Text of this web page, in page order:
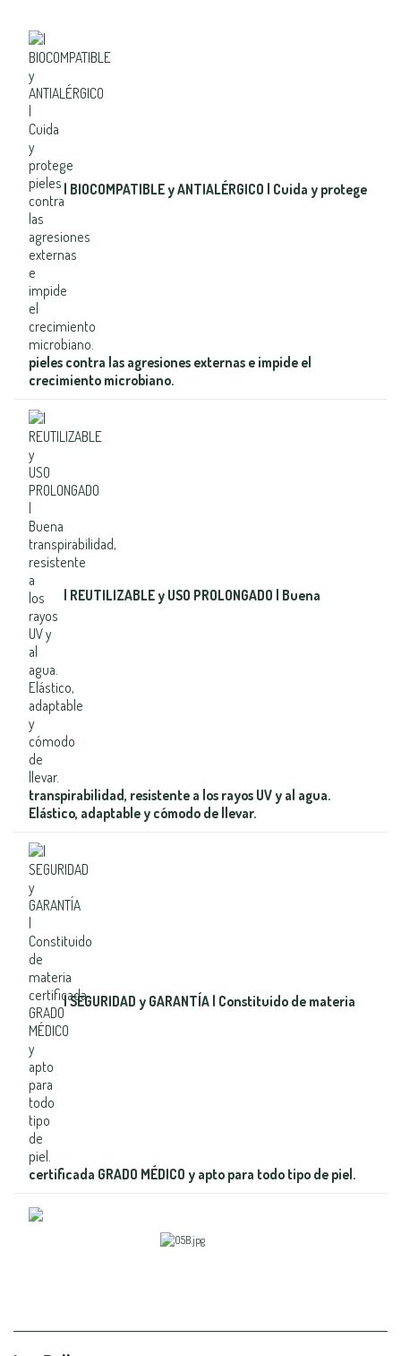
| BIOCOMPATIBLE y ANTIALÉRGICO | Cuida y protege
pieles contra las agresiones externas e impide el
crecimiento microbiano.
| REUTILIZABLE y USO PROLONGADO | Buena
transpirabilidad, resistente a los rayos UV y al agua.
Elástico, adaptable y cómodo de llevar.
| SEGURIDAD y GARANTÍA | Constituido de materia
certificada GRADO MÉDICO y apto para todo tipo de piel.